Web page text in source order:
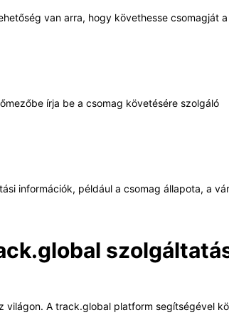
van arra, hogy követhesse csomagját
írja be a csomag követésére szolgáló
információk, például a csomag állapota, a
világon. A track.global platform segítségével